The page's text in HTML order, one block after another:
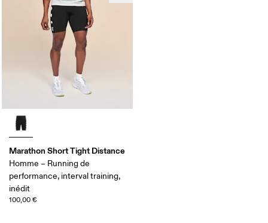
Marathon Short Tight Distance
Homme – Running de
performance, interval training,
inédit
100,00 €